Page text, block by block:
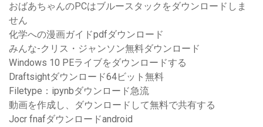
おばあちゃんのPCはブルースタックをダウンロードしま
せん
化学への漫画ガイドpdfダウンロード
みんな-クリス・ジャンソン無料ダウンロード
Windows 10 PEライブをダウンロードする
Draftsightダウンロード64ビット無料
Filetype：ipynbダウンロード急流
動画を作成し、ダウンロードして無料で共有する
Jocr fnafダウンロードandroid